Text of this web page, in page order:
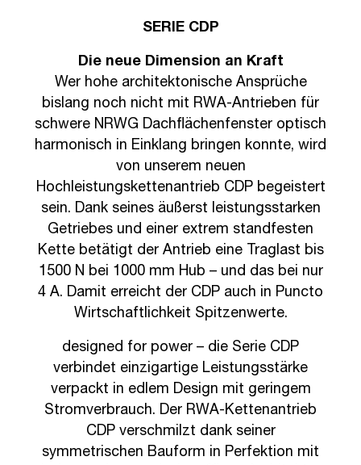
SERIE CDP
Die neue Dimension an Kraft
Wer hohe architektonische Ansprüche
bislang noch nicht mit RWA-Antrieben für
schwere NRWG Dachflächenfenster optisch
harmonisch in Einklang bringen konnte, wird
von unserem neuen
Hochleistungskettenantrieb CDP begeistert
sein. Dank seines äußerst leistungsstarken
Getriebes und einer extrem standfesten
Kette betätigt der Antrieb eine Traglast bis
1500 N bei 1000 mm Hub – und das bei nur
4 A. Damit erreicht der CDP auch in Puncto
Wirtschaftlichkeit Spitzenwerte.
designed for power – die Serie CDP
verbindet einzigartige Leistungsstärke
verpackt in edlem Design mit geringem
Stromverbrauch. Der RWA-Kettenantrieb
CDP verschmilzt dank seiner
symmetrischen Bauform in Perfektion mit